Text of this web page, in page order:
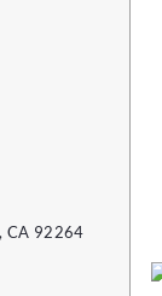
CA 92264